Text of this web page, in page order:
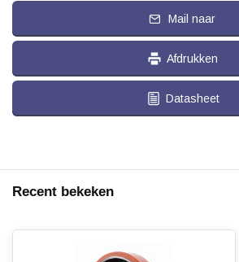
Mail naar
Afdrukken
Datasheet
Recent bekeken